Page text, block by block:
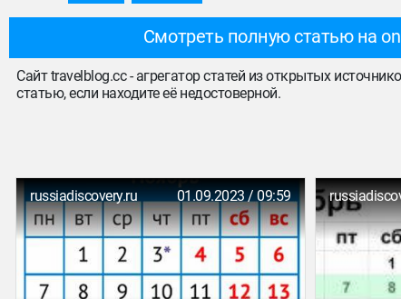
Смотреть полную статью на
Сайт travelblog.cc - агрегатор статей из открытых
статью, если находите её недостоверной.
russiadiscovery.ru 01.09.2023 / 09:59